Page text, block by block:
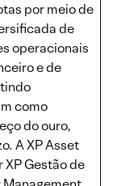
por meio de
de
operacionais
e de
como
do ouro,
A XP Asset
Gestão de